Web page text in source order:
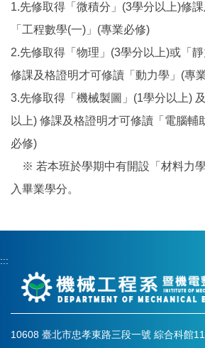
1.先修取得「微積分」(3學分以上)修
「工程數學(一)」(專業必修)
2.先修取得「物理」(3學分以上)或「
修課及格證明才可修讀「動力學」(專
3.先修取得「機械製圖」(1學分以上)
以上) 修課及格證明才可修讀「電腦輔
必修)
※ 若本班於學期中有開設「材料力
入畢業學分。
:::
10608 臺北市忠孝東路三段一號 綜合科館